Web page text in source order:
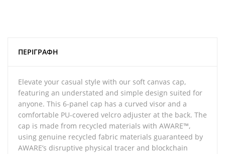
ΠΕΡΙΓΡΑΦΉ
Elevate your casual style with our soft canvas cap,
featuring an understated and simple design suited for
anyone. This 6-panel cap has a curved visor and a
comfortable PU-covered velcro adjuster at the back. The
cap is made from recycled materials with AWARE™,
using genuine recycled fabric materials guaranteed by
AWARE’s disruptive physical tracer and blockchain